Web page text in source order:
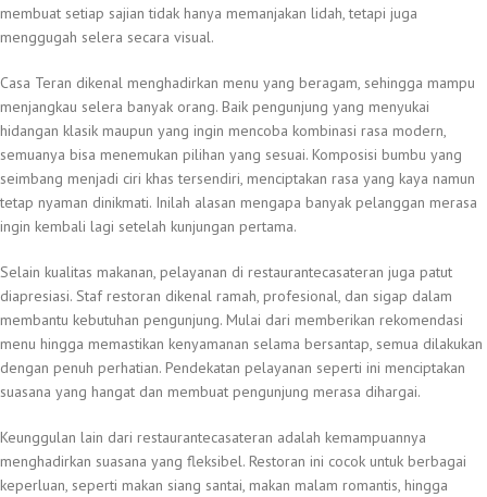
membuat setiap sajian tidak hanya memanjakan lidah, tetapi juga
menggugah selera secara visual.
Casa Teran dikenal menghadirkan menu yang beragam, sehingga mampu
menjangkau selera banyak orang. Baik pengunjung yang menyukai
hidangan klasik maupun yang ingin mencoba kombinasi rasa modern,
semuanya bisa menemukan pilihan yang sesuai. Komposisi bumbu yang
seimbang menjadi ciri khas tersendiri, menciptakan rasa yang kaya namun
tetap nyaman dinikmati. Inilah alasan mengapa banyak pelanggan merasa
ingin kembali lagi setelah kunjungan pertama.
Selain kualitas makanan, pelayanan di restaurantecasateran juga patut
diapresiasi. Staf restoran dikenal ramah, profesional, dan sigap dalam
membantu kebutuhan pengunjung. Mulai dari memberikan rekomendasi
menu hingga memastikan kenyamanan selama bersantap, semua dilakukan
dengan penuh perhatian. Pendekatan pelayanan seperti ini menciptakan
suasana yang hangat dan membuat pengunjung merasa dihargai.
Keunggulan lain dari restaurantecasateran adalah kemampuannya
menghadirkan suasana yang fleksibel. Restoran ini cocok untuk berbagai
keperluan, seperti makan siang santai, makan malam romantis, hingga